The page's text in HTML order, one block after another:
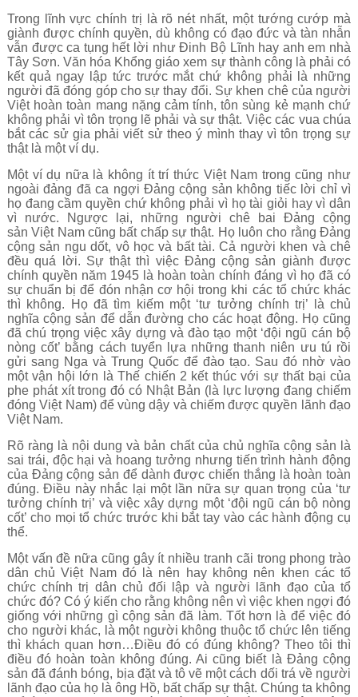
Trong lĩnh vực chính trị là rõ nét nhất, một tướng cướp mà
giành được chính quyền, dù không có đạo đức và tàn nhẫn
vẫn được ca tụng hết lời như Đinh Bộ Lĩnh hay anh em nhà
Tây Sơn. Văn hóa Khổng giáo xem sự thành công là phải có
kết quả ngay lập tức trước mắt chứ không phải là những
người đã đóng góp cho sự thay đổi. Sự khen chê của người
Việt hoàn toàn mang nặng cảm tính, tôn sùng kẻ mạnh chứ
không phải vì tôn trọng lẽ phải và sự thật. Việc các vua chúa
bắt các sử gia phải viết sử theo ý mình thay vì tôn trọng sự
thật là một ví dụ.
Một ví dụ nữa là không ít trí thức Việt Nam trong cũng như
ngoài đảng đã ca ngợi Đảng cộng sản không tiếc lời chỉ vì
họ đang cầm quyền chứ không phải vì họ tài giỏi hay vì dân
vì nước. Ngược lại, những người chê bai Đảng cộng
sản Việt Nam cũng bất chấp sự thật. Họ luôn cho rằng Đảng
cộng sản ngu dốt, vô học và bất tài. Cả người khen và chê
đều quá lời. Sự thật thì việc Đảng cộng sản giành được
chính quyền năm 1945 là hoàn toàn chính đáng vì họ đã có
sự chuẩn bị để đón nhận cơ hội trong khi các tổ chức khác
thì không. Họ đã tìm kiếm một ‘tư tưởng chính trị’ là chủ
nghĩa cộng sản để dẫn đường cho các hoạt động. Họ cũng
đã chú trọng việc xây dựng và đào tạo một ‘đội ngũ cán bộ
nòng cốt’ bằng cách tuyển lựa những thanh niên ưu tú rồi
gửi sang Nga và Trung Quốc để đào tạo. Sau đó nhờ vào
một vận hội lớn là Thế chiến 2 kết thúc với sự thất bại của
phe phát xít trong đó có Nhật Bản (là lực lượng đang chiếm
đóng Việt Nam) để vùng dậy và chiếm được quyền lãnh đạo
Việt Nam.
Rõ ràng là nội dung và bản chất của chủ nghĩa cộng sản là
sai trái, độc hại và hoang tưởng nhưng tiến trình hành động
của Đảng cộng sản để dành được chiến thắng là hoàn toàn
đúng. Điều này nhắc lại một lần nữa sự quan trọng của ‘tư
tưởng chính trị’ và việc xây dựng một ‘đội ngũ cán bộ nòng
cốt’ cho mọi tổ chức trước khi bắt tay vào các hành động cụ
thể.
Một vấn đề nữa cũng gây ít nhiều tranh cãi trong phong trào
dân chủ Việt Nam đó là nên hay không nên khen các tổ
chức chính trị dân chủ đối lập và người lãnh đạo của tổ
chức đó? Có ý kiến cho rằng không nên vì việc khen ngợi đó
giống với những gì cộng sản đã làm. Tốt hơn là để việc đó
cho người khác, là một người không thuộc tổ chức lên tiếng
thì khách quan hơn…Điều đó có đúng không? Theo tôi thì
điều đó hoàn toàn không đúng. Ai cũng biết là Đảng cộng
sản đã đánh bóng, bịa đặt và tô vẽ một cách dối trá về người
lãnh đạo của họ là ông Hồ, bất chấp sự thật. Chúng ta không